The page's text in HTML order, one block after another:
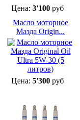
Цена: 3'100руб
Масло моторное
Мазда Origin...
Цена: 5'300руб